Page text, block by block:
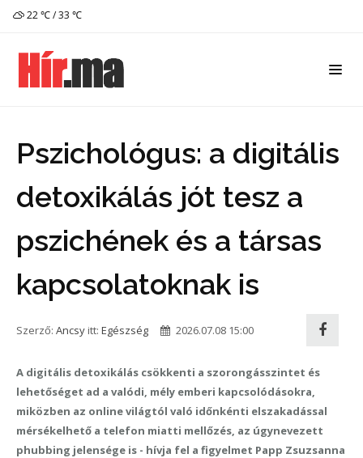
22 ℃ / 33 ℃
Pszichológus: a digitális
detoxikálás jót tesz a
pszichének és a társas
kapcsolatoknak is
Szerző: Ancsy itt: Egészség 2026.07.08 15:00
A digitális detoxikálás csökkenti a szorongásszintet és
lehetőséget ad a valódi, mély emberi kapcsolódásokra,
miközben az online világtól való időnkénti elszakadással
mérsékelhető a telefon miatti mellőzés, az úgynevezett
phubbing jelensége is - hívja fel a figyelmet Papp Zsuzsanna